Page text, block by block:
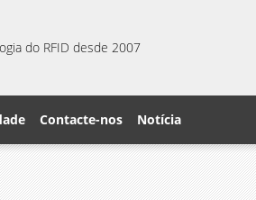
do RFID desde 2007
Contacte-nos Notícia